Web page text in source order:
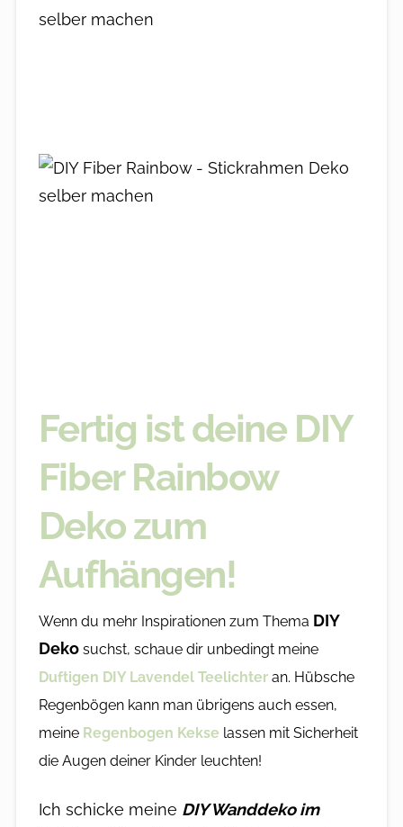
Fertig ist deine DIY
Fiber Rainbow
Deko zum
Aufhängen!
Wenn du mehr Inspirationen zum Thema DIY
Dekosuchst, schaue dir unbedingt meine
Duftigen DIY Lavendel Teelichter an. Hübsche
Regenbögen kann man übrigens auch essen,
meine Regenbogen Kekse lassen mit Sicherheit
die Augen deiner Kinder leuchten!
Ich schicke meine DIY Wanddeko im